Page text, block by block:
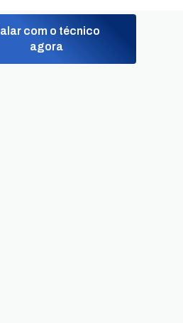
com o técnico
agora